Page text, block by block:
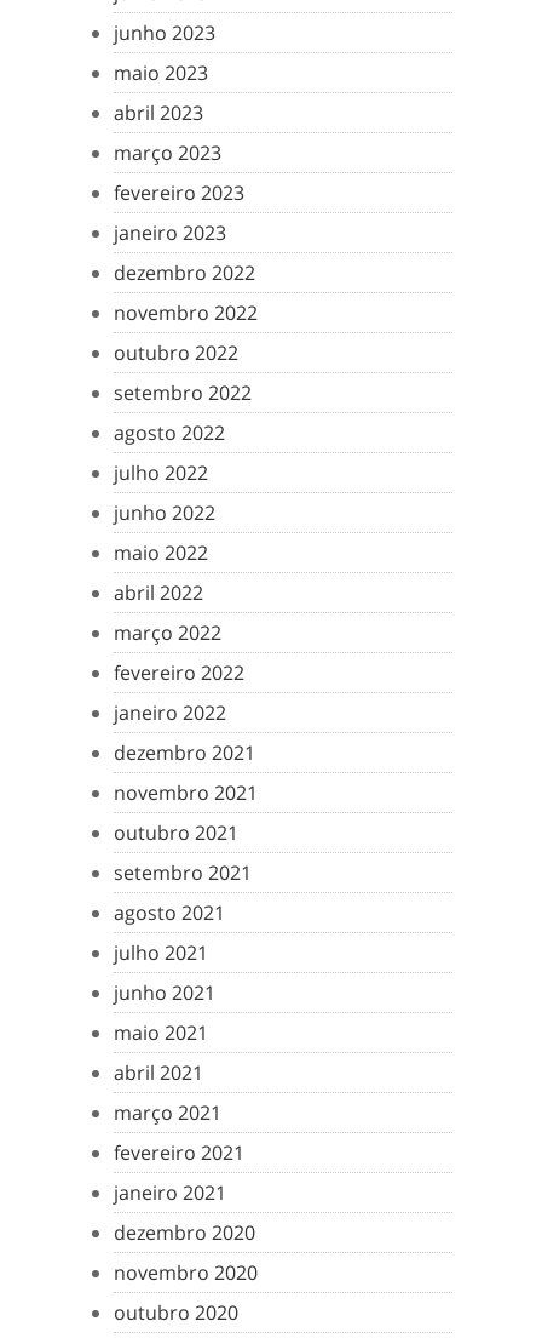
junho 2023
maio 2023
abril 2023
março 2023
fevereiro 2023
janeiro 2023
dezembro 2022
novembro 2022
outubro 2022
setembro 2022
agosto 2022
julho 2022
junho 2022
maio 2022
abril 2022
março 2022
fevereiro 2022
janeiro 2022
dezembro 2021
novembro 2021
outubro 2021
setembro 2021
agosto 2021
julho 2021
junho 2021
maio 2021
abril 2021
março 2021
fevereiro 2021
janeiro 2021
dezembro 2020
novembro 2020
outubro 2020